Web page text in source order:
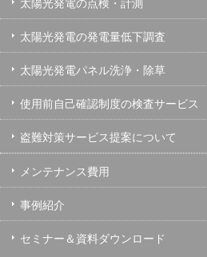
太陽光発電の点検・計測
太陽光発電の発電量低下調査
太陽光発電パネル洗浄・除草
使用前自己確認制度の検査サービス
盗難対策サービス提案について
メンテナンス費用
事例紹介
セミナー＆資料ダウンロード